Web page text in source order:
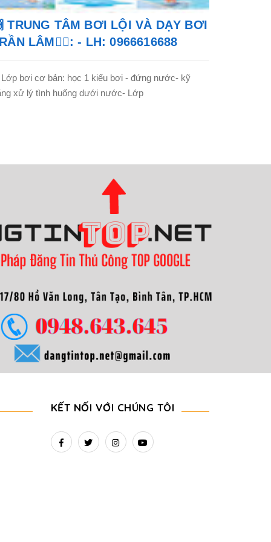
TRUNG TÂM BƠI LỘI VÀ DẠY BƠI
LÂM🏊‍♂️: - LH: 0966616688
Lớp bơi cơ bản: học 1 kiểu bơi - đứng nước- kỹ
xử lý tình huống dưới nước- Lớp
KẾT NỐI VỚI CHÚNG TÔI